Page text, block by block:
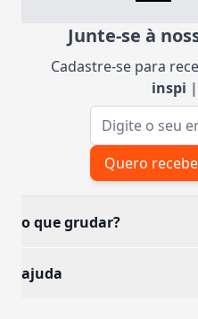
Junte-se à
Cadastre-se para
inspiraç
Endereço de e-
Quero
o que grudar?
ajuda